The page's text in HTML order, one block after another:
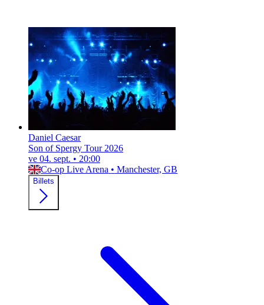
Daniel Caesar
Son of Spergy Tour 2026
ve 04. sept. • 20:00
Co-op Live Arena • Manchester, GB
Billets